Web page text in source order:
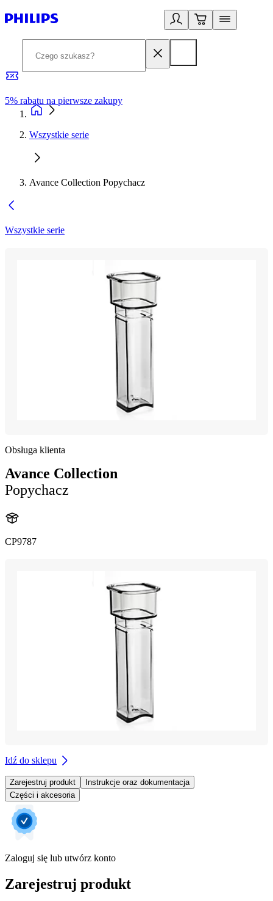
5% rabatu na pierwsze zakupy
Wszystkie serie
Avance Collection Popychacz
Wszystkie serie
Obsługa klienta
Avance Collection
Popychacz
CP9787
Idź do sklepu
Zarejestruj produkt
Instrukcje oraz dokumentacja
Części i akcesoria
Zaloguj się lub utwórz konto
Zarejestruj produkt